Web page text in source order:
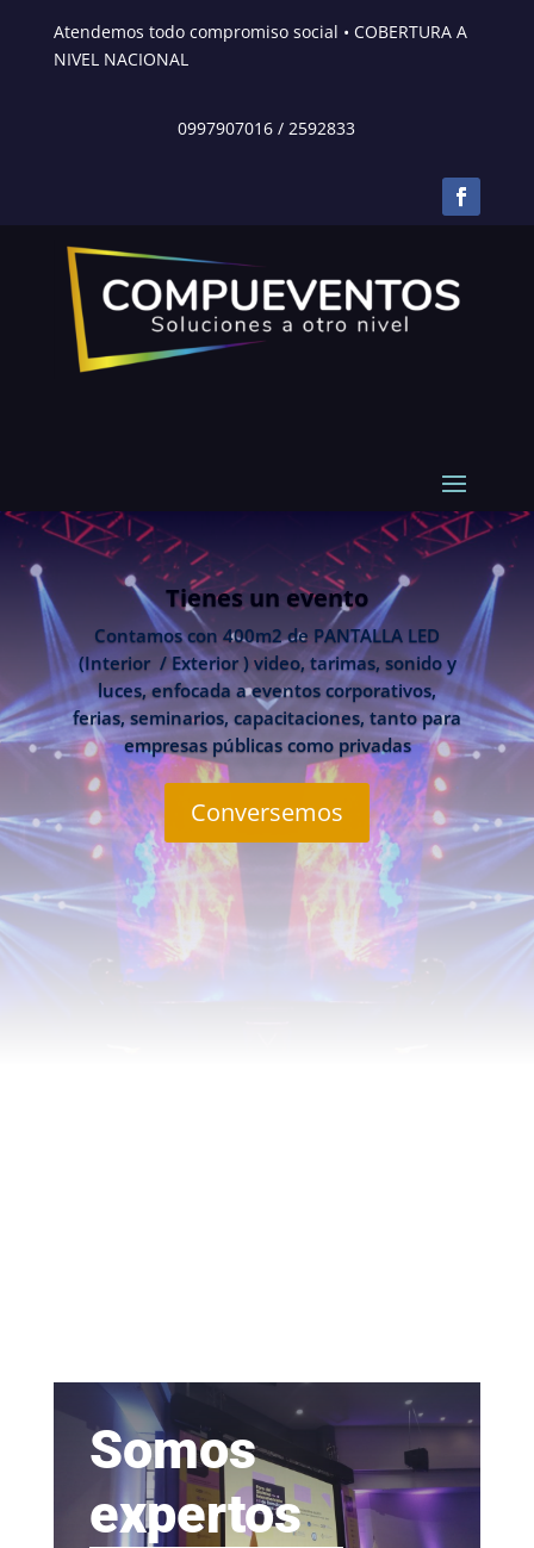
Atendemos todo compromiso social • COBERTURA A
NIVEL NACIONAL
0997907016 /2592833
Tienes un evento
Contamos con 400m2 de PANTALLA LED
(Interior / Exterior ) video, tarimas, sonido y
luces, enfocada a eventos corporativos,
ferias, seminarios, capacitaciones, tanto para
empresas públicas como privadas
Conversemos
Somos
expertos